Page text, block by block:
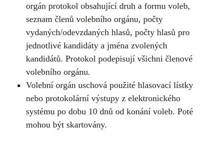
orgán protokol obsahující druh a formu voleb,
seznam členů volebního orgánu, počty
vydaných/odevzdaných hlasů, počty hlasů pro
jednotlivé kandidáty a jména zvolených
kandidátů. Protokol podepisují všichni členové
volebního orgánu.
Volební orgán uschová použité hlasovací lístky
nebo protokolární výstupy z elektronického
systému po dobu 10 dnů od konání voleb. Poté
mohou být skartovány.